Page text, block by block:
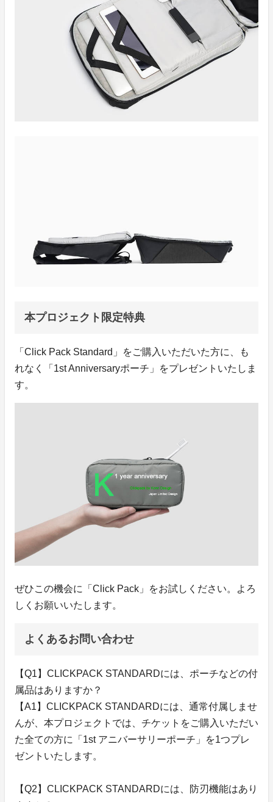
本プロジェクト限定特典
「Click Pack Standard」をご購入いただいた方に、も
れなく「1st Anniversaryポーチ」をプレゼントいたしま
す。
ぜひこの機会に「Click Pack」をお試しください。よろ
しくお願いいたします。
よくあるお問い合わせ
【Q1】CLICKPACK STANDARDには、ポーチなどの付
属品はありますか？
【A1】CLICKPACK STANDARDには、通常付属しませ
んが、本プロジェクトでは、チケットをご購入いただい
た全ての方に「1st アニバーサリーポーチ」を1つプレ
ゼントいたします。
【Q2】CLICKPACK STANDARDには、防刃機能はあり